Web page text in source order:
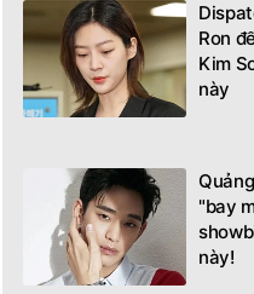
Ron
Kim
này
"bay
này!